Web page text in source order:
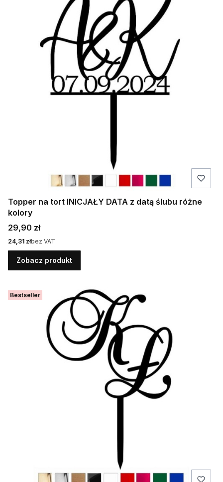
Topper na tort INICJAŁY DATA z datą ślubu różne
kolory
Cena
29,90 zł
Cena
24,31 złbez VAT
Zobacz produkt
Bestseller